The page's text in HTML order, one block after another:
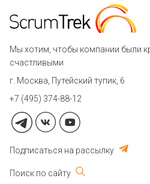
Мы хотим, чтобы компании были
счастливыми
г. Москва, Путейский тупик, 6
+7 (495) 374-88-12
Подписаться на рассылку
Поиск по сайту